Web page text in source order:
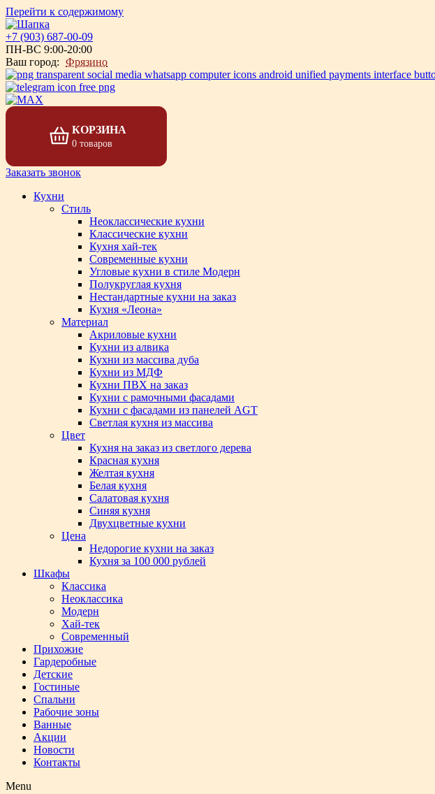
Перейти к содержимому
+7 (903) 687-00-09
ПН-ВС 9:00-20:00
Ваш город: Фрязино
КОРЗИНА
0 товаров
Заказать звонок
Кухни
Стиль
Неоклассические кухни
Классические кухни
Кухня хай-тек
Современные кухни
Угловые кухни в стиле Модерн
Полукруглая кухня
Нестандартные кухни на заказ
Кухня «Леона»
Материал
Акриловые кухни
Кухни из алвика
Кухни из массива дуба
Кухни из МДФ
Кухни ПВХ на заказ
Кухни с рамочными фасадами
Кухни с фасадами из панелей AGT
Светлая кухня из массива
Цвет
Кухня на заказ из светлого дерева
Красная кухня
Желтая кухня
Белая кухня
Салатовая кухня
Синяя кухня
Двухцветные кухни
Цена
Недорогие кухни на заказ
Кухня за 100 000 рублей
Шкафы
Классика
Неоклассика
Модерн
Хай-тек
Современный
Прихожие
Гардеробные
Детские
Гостиные
Спальни
Рабочие зоны
Ванные
Акции
Новости
Контакты
Menu